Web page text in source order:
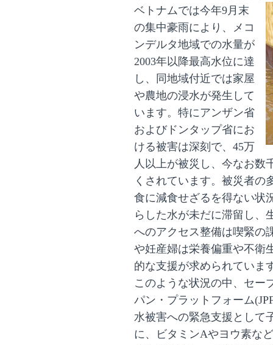
ベトナムでは今年9月末
の集中豪雨により、メコ
ンデルタ地域での水量が
2003年以降最高水位に達
し、同地域付近では家屋
や農地の浸水が発生して
います。特にアンザン省
およびドンタップ省にお
ける被害は深刻で、 45万
人以上が被災し、今なお数
くされています。被災者の
食に減食せざるを得ない状
らした水が未だに滞留し、
へのアクセス整備は喫緊の
や妊産婦は栄養偏重や不衛
的な支援が求められていま
このような状況の中、セー
パン・プラットフォーム
水被害への緊急支援として
に、ビタミンAやヨウ素な